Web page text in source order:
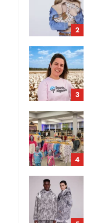
2
3
4